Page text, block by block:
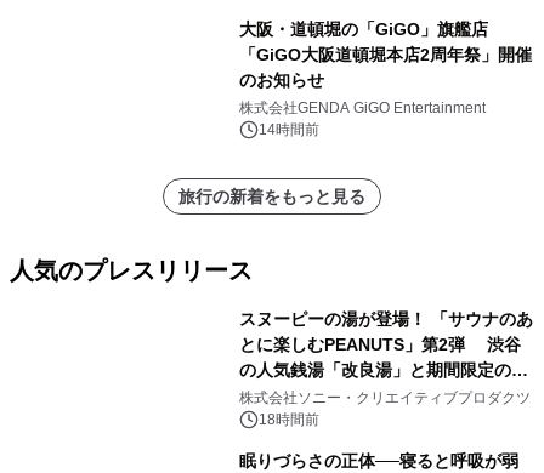
大阪・道頓堀の「GiGO」旗艦店
「GiGO大阪道頓堀本店2周年祭」開催
のお知らせ
株式会社GENDA GiGO Entertainment
14時間前
旅行の新着をもっと見る
人気のプレスリリース
スヌーピーの湯が登場！ 「サウナのあ
とに楽しむPEANUTS」第2弾 渋谷
の人気銭湯「改良湯」と期間限定のコ
ラボレーション サウナイキタイコラ
ボグッズも発売決定！
株式会社ソニー・クリエイティブプロダクツ
18時間前
眠りづらさの正体──寝ると呼吸が弱